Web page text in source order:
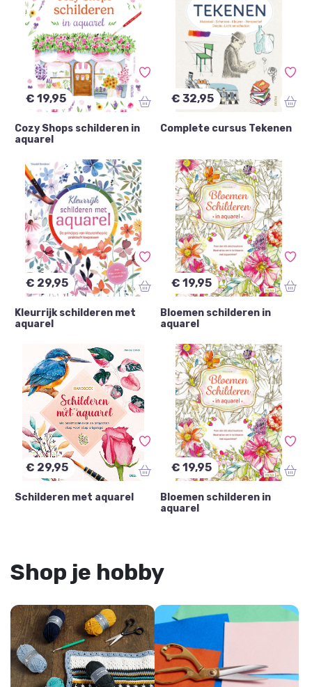
Papier(2)
Schilderen(6)
Tekenen(1)
€ 19,95
Cozy Shops schilderen in
aquarel
€ 32,95
Complete cursus Tekenen
€ 29,95
Kleurrijk schilderen met
aquarel
€ 19,95
Bloemen schilderen in
aquarel
€ 29,95
Schilderen met aquarel
€ 19,95
Bloemen schilderen in
aquarel
Shop je hobby